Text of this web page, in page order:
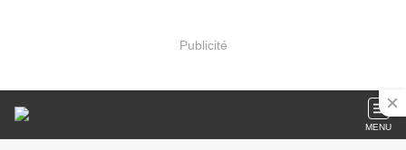
Publicité
MENU